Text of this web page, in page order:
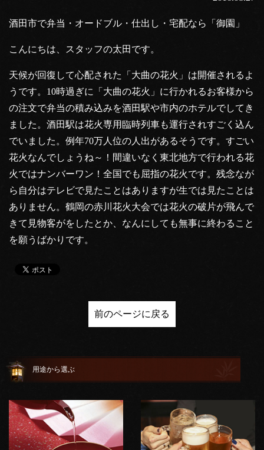
酒田市で弁当・オードブル・仕出し・宅配なら「御園」
こんにちは、スタッフの太田です。
天候が回復して心配された「大曲の花火」は開催されるよ
うです。10時過ぎに「大曲の花火」に行かれるお客様から
の注文で弁当の積み込みを酒田駅や市内のホテルでしてき
ました。酒田駅は花火専用臨時列車も運行されすごく込ん
でいました。例年70万人位の人出があるそうです。すごい
花火なんでしょうね～！間違いなく東北地方で行われる花
火ではナンバーワン！全国でも屈指の花火です。残念なが
ら自分はテレビで見たことはありますが生では見たことは
ありません。鶴岡の赤川花火大会では花火の破片が飛んで
きて見物客がをしたとか、なんにしても無事に終わること
を願うばかりです。
前のページに戻る
用途から選ぶ